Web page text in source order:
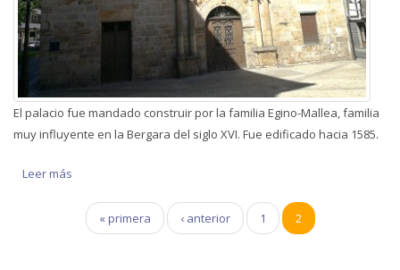
El palacio fue mandado construir por la familia Egino-Mallea, familia
muy influyente en la Bergara del siglo XVI. Fue edificado hacia 1585.
Leer más
Páginas « primera ‹ anterior 1 2